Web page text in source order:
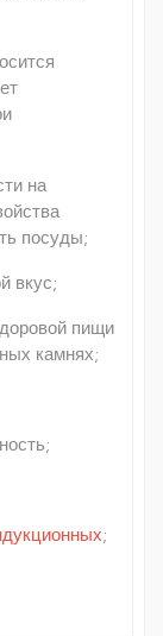
на
посуды;
вкус;
пищи
камнях;
;